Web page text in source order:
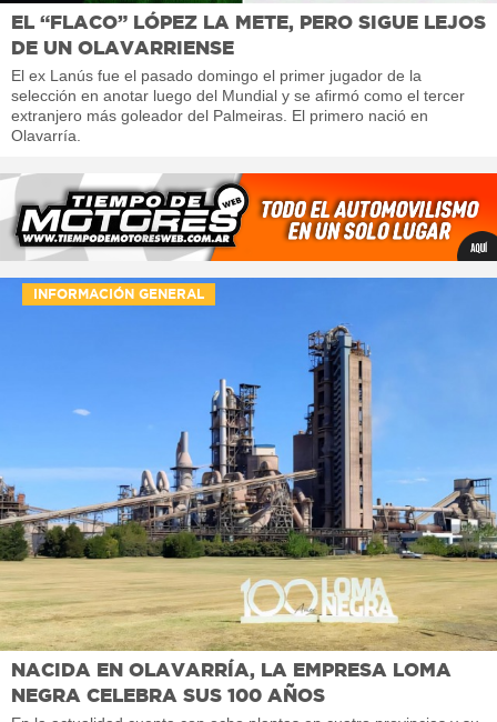
EL “FLACO” LÓPEZ LA METE, PERO SIGUE LEJOS
DE UN OLAVARRIENSE
El ex Lanús fue el pasado domingo el primer jugador de la
selección en anotar luego del Mundial y se afirmó como el tercer
extranjero más goleador del Palmeiras. El primero nació en
Olavarría.
INFORMACIÓN GENERAL
NACIDA EN OLAVARRÍA, LA EMPRESA LOMA
NEGRA CELEBRA SUS 100 AÑOS